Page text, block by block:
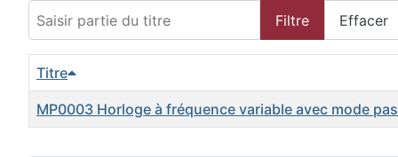
Filtre Effacer
Titre
MP0003 Horloge à fréquence variable avec mode